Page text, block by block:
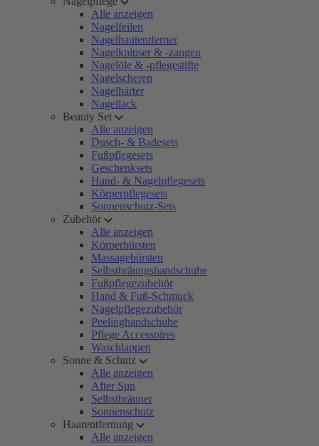
Alle anzeigen
Nagelfeilen
Nagelhautentferner
Nagelknipser & -zangen
Nagelöle & -pflegestifte
Nagelscheren
Nagelhärter
Nagellack
Beauty Set
Alle anzeigen
Dusch- & Badesets
Fußpflegesets
Geschenksets
Hand- & Nagelpflegesets
Körperpflegesets
Sonnenschutz-Sets
Zubehör
Alle anzeigen
Körperbürsten
Massagebürsten
Selbstbräungshandschuhe
Fußpflegezubehör
Hand & Fuß-Schmuck
Nagelpflegezubehör
Peelinghandschuhe
Pflege Accessoires
Waschlappen
Sonne & Schutz
Alle anzeigen
After Sun
Selbstbräuner
Sonnenschutz
Haarentfernung
Alle anzeigen